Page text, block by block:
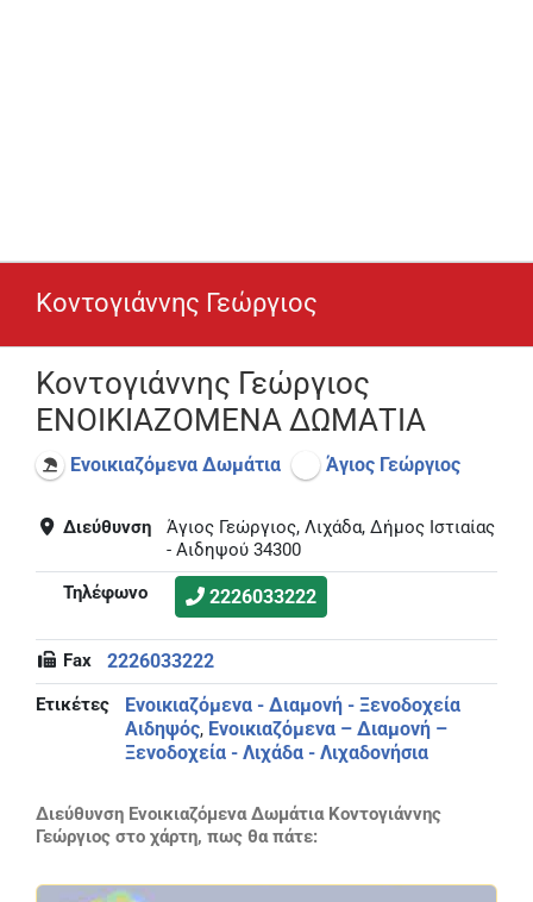
Κοντογιάννης Γεώργιος
Κοντογιάννης Γεώργιος
ΕΝΟΙΚΙΑΖΟΜΕΝΑ ΔΩΜΑΤΙΑ
Ενοικιαζόμενα Δωμάτια Άγιος Γεώργιος
Διεύθυνση
Άγιος Γεώργιος, Λιχάδα, Δήμος Ιστιαίας
- Αιδηψού 34300
Τηλέφωνο
2226033222
Fax 2226033222
Ετικέτες
Ενοικιαζόμενα - Διαμονή - Ξενοδοχεία
Αιδηψός, Ενοικιαζόμενα – Διαμονή –
Ξενοδοχεία - Λιχάδα - Λιχαδονήσια
Διεύθυνση Ενοικιαζόμενα Δωμάτια Κοντογιάννης
Γεώργιος στο χάρτη, πως θα πάτε: